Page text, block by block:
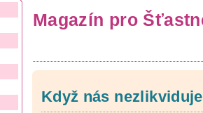
Magazín pro
Když nás